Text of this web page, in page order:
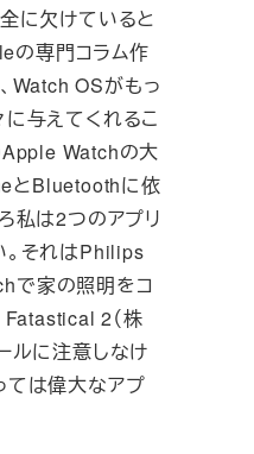
に欠けていると
の専門コラム作
Watch OSがもっ
与えてくれるこ
Apple Watchの大
とBluetoothに依
私は2つのアプリ
。それはPhilips
で家の照明をコ
Fatastical 2（株
ルに注意しなけ
ては偉大なアプ